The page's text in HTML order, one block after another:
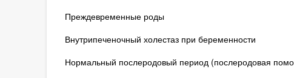
Преждевременные роды
Внутрипеченочный холестаз при беременности
Нормальный послеродовый период (послеродовая